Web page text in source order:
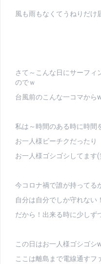
風も雨もなくてうねりだけ
さて～こんな日にサーフィ
のでｗ
台風前のこんな一コマから
私は～時間のある時に時間
お一人様ビーチクだったり
お一人様ゴシゴシしてます(
今コロナ禍で誰が持ってる
自分は自分でしか守れない
だから！出来る時に少し
この日はお一人様ゴシゴシ
ここは離島まで電線通すフ